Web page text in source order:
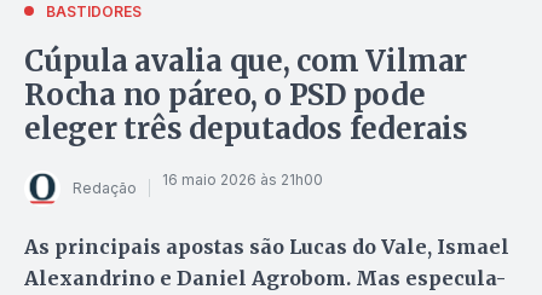
BASTIDORES
Cúpula avalia que, com Vilmar
Rocha no páreo, o PSD pode
eleger três deputados federais
Redação 16 maio 2026 às 21h00
As principais apostas são Lucas do Vale, Ismael
Alexandrino e Daniel Agrobom. Mas especula-